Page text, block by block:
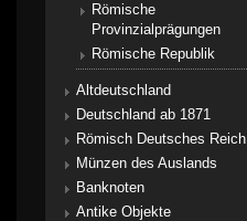
Römische
Provinzialprägungen
Römische Republik
Altdeutschland
Deutschland ab 1871
Römisch Deutsches Reich
Münzen des Auslands
Banknoten
Antike Objekte